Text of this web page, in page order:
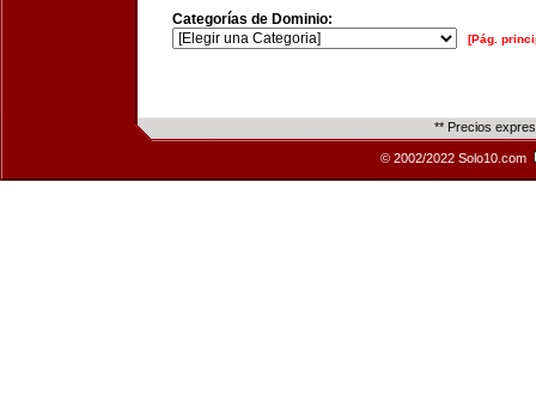
Categorías de Dominio:
[Pág.
** Precios
© 2002/2022 Solo10.com